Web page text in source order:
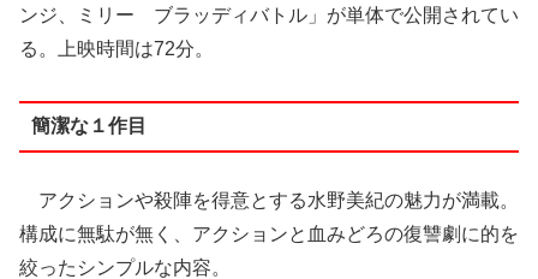
ンジ、ミリー ブラッディバトル」が単体で公開されてい
る。上映時間は72分。
簡潔な１作目
アクションや殺陣を得意とする水野美紀の魅力が満載。
構成に無駄が無く、アクションと血みどろの復讐劇に的を
絞ったシンプルな内容。